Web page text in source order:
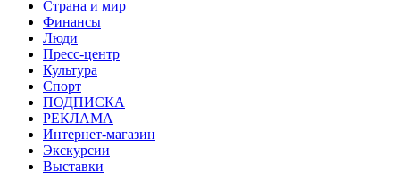
Страна и мир
Финансы
Люди
Пресс-центр
Культура
Спорт
ПОДПИСКА
РЕКЛАМА
Интернет-магазин
Экскурсии
Выставки